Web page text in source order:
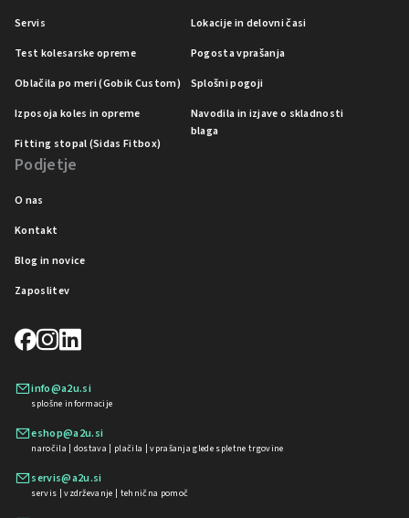
Servis
Test kolesarske opreme
Oblačila po meri (Gobik Custom)
Izposoja koles in opreme
Fitting stopal (Sidas Fitbox)
Lokacije in delovni časi
Pogosta vprašanja
Splošni pogoji
Navodila in izjave o skladnosti
blaga
Podjetje
O nas
Kontakt
Blog in novice
Zaposlitev
info@a2u.si
splošne informacije
eshop@a2u.si
naročila | dostava | plačila | vprašanja glede spletne trgovine
servis@a2u.si
servis | vzdrževanje | tehnična pomoč